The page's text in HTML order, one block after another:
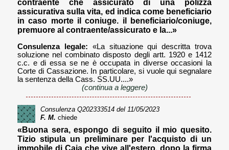
contraente che assicurato di una polizza
assicurativa sulla vita, ed indica come beneficiario
in caso morte il coniuge. il beneficiario/coniuge,
premuore al contraente/assicurato e la...»
Consulenza legale: «La situazione qui descritta trova
soluzione nel combinato disposto degli artt. 1920 e 1412
c.c. e di essa se ne è occupata in diverse occasioni la
Corte di Cassazione. In particolare, si vuole qui segnalare
la sentenza della Cass. SS.UU....»
(continua a leggere)
Consulenza Q202333514 del 11/05/2023
F. M. chiede
«Buona sera, espongo di seguito il mio quesito.
Tizio stipula un preliminare per l'acquisto di un